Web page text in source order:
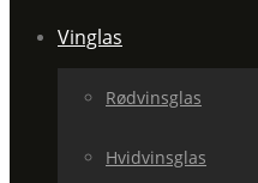
Vinglas
Rødvinsglas
Hvidvinsglas